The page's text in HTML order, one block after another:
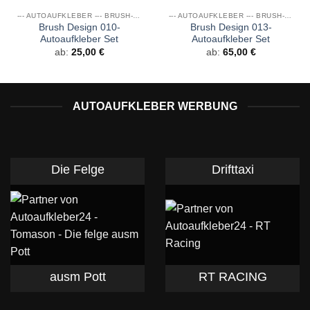
Brush Design 010-
Autoaufkleber Set
ab: 25,00 €
Brush Design 013-
Autoaufkleber Set
ab: 65,00 €
AUTOAUFKLEBER WERBUNG
Die Felge
ausm Pott
Drifttaxi
RT RACING